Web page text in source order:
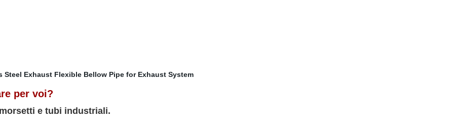
per voi?
e tubi industriali.